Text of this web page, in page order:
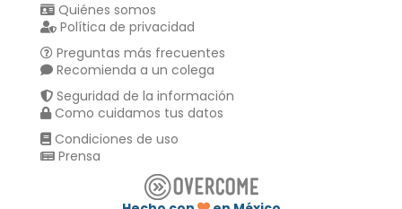
Quiénes somos
Política de privacidad
Preguntas más frecuentes
Recomienda a un colega
Seguridad de la información
Como cuidamos tus datos
Condiciones de uso
Prensa